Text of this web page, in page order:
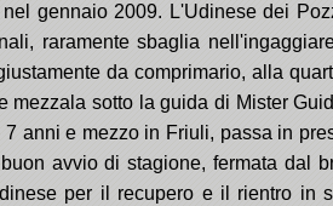
gennaio 2009. L'Udinese dei
raramente sbaglia
da comprimario, alla
mezzala sotto la guida di Mister
anni e mezzo in Friuli, passa in
avvio di stagione, fermata dal
per il recupero e il rientro in